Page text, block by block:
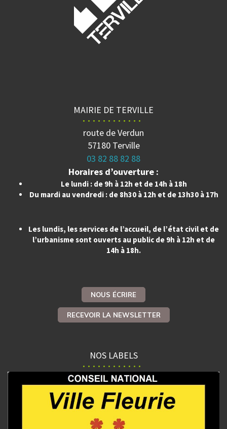
MAIRIE DE TERVILLE
route de Verdun
57180 Terville
03 82 88 82 88
Horaires d’ouverture :
Le lundi : de 9h à 12h et de 14h à 18h
Du mardi au vendredi : de 8h30 à 12h et de 13h30 à 17h
Les lundis, les services de l’accueil, de l’état civil et de
l’urbanisme sont ouverts au public de 9h à 12h et de
14h à 18h.
NOUS ÉCRIRE
RECEVOIR LA NEWSLETTER
NOS LABELS